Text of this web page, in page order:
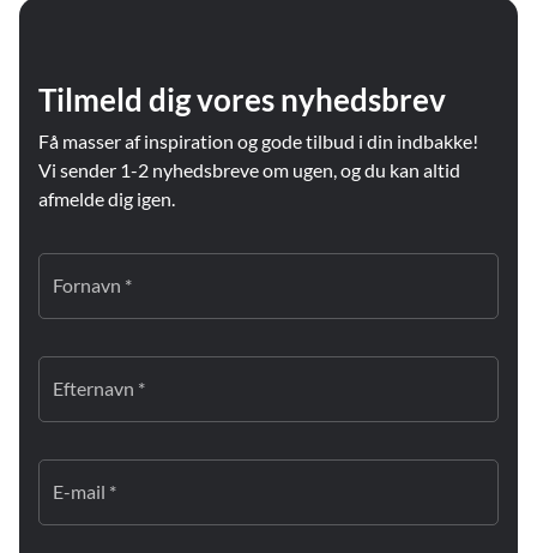
Tilmeld dig vores nyhedsbrev
Få masser af inspiration og gode tilbud i din indbakke!
Vi sender 1-2 nyhedsbreve om ugen, og du kan altid
afmelde dig igen.
Fornavn *
Efternavn *
E-mail *